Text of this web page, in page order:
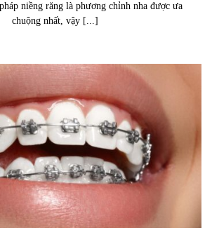
niềng răng là phương chỉnh nha được ưa
chuộng nhất, vậy [...]